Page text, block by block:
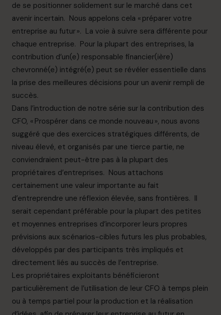
de se positionner solidement sur le marché dans cet
avenir incertain. Nous appelons cela « préparer votre
entreprise au futur ». La voie à suivre sera différente pour
chaque entreprise. Pour la plupart des entreprises, la
contribution d’un(e) responsable financier(ière)
chevronné(e) intégré(e) peut se révéler essentielle dans
la prise des meilleures décisions pour un avenir rempli de
succès.
Dans l’introduction de notre série sur la contribution des
CFO, « Prospérer dans ce monde nouveau », nous avons
suggéré que des exercices stratégiques différents, de
niveau élevé, et organisés par une tierce partie, ne
conviendraient peut-être pas à la plupart des
propriétaires d’entreprises. Nous attachons
certainement une valeur importante au fait
d’entreprendre une réflexion élevée, sans frontières. Il
serait cependant préférable pour la plupart des petites
et moyennes entreprises d’incorporer leurs propres
prévisions aux scénarios-cibles futurs les plus probables,
développés par des participants très impliqués et
directement liés au succès de l’entreprise.
Les propriétaires exploitants bénéficieront
particulièrement de l’utilisation de leur CFO à temps plein
ou à temps partiel pour la production et la réalisation